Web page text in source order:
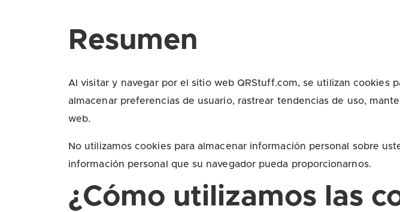
Resumen
Al visitar y navegar por el sitio web QRStuff.com, se utilizan cookies
almacenar preferencias de usuario, rastrear tendencias de uso,
web.
No utilizamos cookies para almacenar información personal sobre
información personal que su navegador pueda proporcionarnos.
¿Cómo utilizamos las